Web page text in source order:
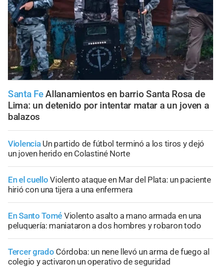
Santa Fe Allanamientos en barrio Santa Rosa de
Lima: un detenido por intentar matar a un joven a
balazos
Violencia Un partido de fútbol terminó a los tiros y dejó
un joven herido en Colastiné Norte
En el cuello Violento ataque en Mar del Plata: un paciente
hirió con una tijera a una enfermera
En Santo Tomé Violento asalto a mano armada en una
peluquería: maniataron a dos hombres y robaron todo
Tercer grado Córdoba: un nene llevó un arma de fuego al
colegio y activaron un operativo de seguridad